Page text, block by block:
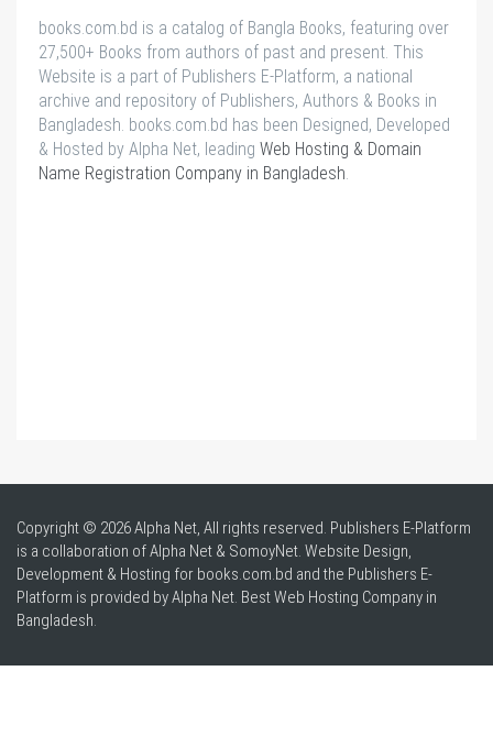
books.com.bd is a catalog of Bangla Books, featuring over
27,500+ Books from authors of past and present. This
Website is a part of Publishers E-Platform, a national
archive and repository of Publishers, Authors & Books in
Bangladesh. books.com.bd has been Designed, Developed
& Hosted by Alpha Net, leading Web Hosting & Domain
Name Registration Company in Bangladesh.
Copyright © 2026 Alpha Net, All rights reserved. Publishers E-Platform
is a collaboration of Alpha Net & SomoyNet. Website Design,
Development & Hosting for books.com.bd and the Publishers E-
Platform is provided by Alpha Net. BestWeb Hosting Company in
Bangladesh.